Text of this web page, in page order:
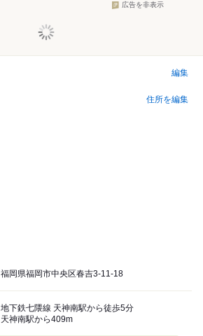
広告を非表示
編集
住所を編集
福岡県福岡市中央区春吉3-11-18
地下鉄七隈線 天神南駅から徒歩5分
天神南駅から409m